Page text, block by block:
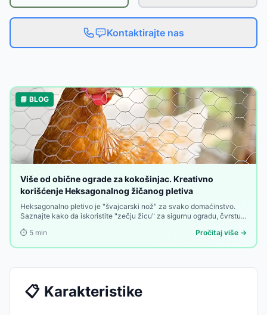
Kontaktirajte nas
📘 BLOG
Više od obične ograde za kokošinjac. Kreativno
korišćenje Heksagonalnog žičanog pletiva
Heksagonalno pletivo je "švajcarski nož" za svako domaćinstvo.
Saznajte kako da iskoristite "zečju žicu" za sigurnu ogradu, čvrstu
savete za montažu i najbolju ponudu pocinkovanih mreža na Sve
⏱️ 5 min Pročitaj više →
📋 Karakteristike